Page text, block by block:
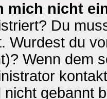
mich nicht
Du
Wurdest du
Wenn dem
gebannt